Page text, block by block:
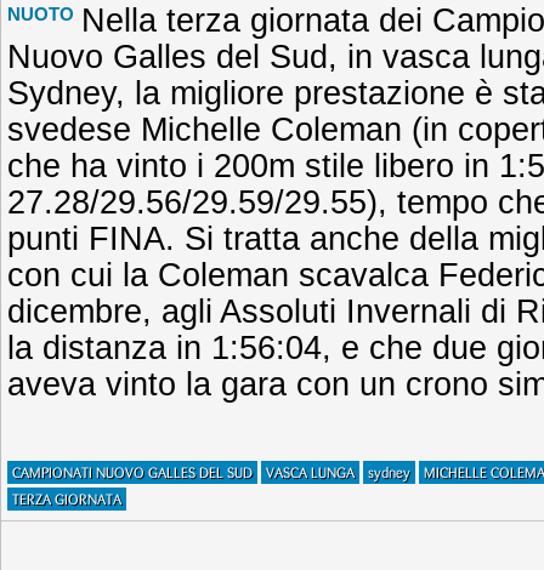
NUOTO Nella terza giornata dei
Nuovo Galles del Sud, in vasca
Sydney, la migliore prestazione è
svedese Michelle Coleman (in
che ha vinto i 200m stile libero in
27.28/29.56/29.59/29.55), tempo
punti FINA. Si tratta anche della
con cui la Coleman scavalca
dicembre, agli Assoluti Invernali di
la distanza in 1:56:04, e che due
aveva vinto la gara con un crono
CAMPIONATI NUOVO GALLES DEL SUD VASCA LUNGA sydney
MICHELLE
TERZA GIORNATA